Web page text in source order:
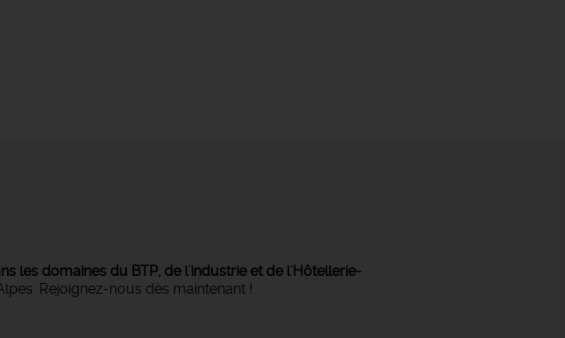
les domaines du BTP, de l'industrie et de l'Hôtellerie-
Rejoignez-nous dès maintenant !